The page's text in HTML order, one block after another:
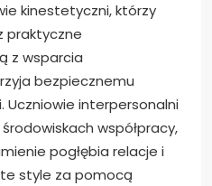
kinestetyczni, którzy
praktyczne
z wsparcia
bezpiecznemu
Uczniowie interpersonalni
współpracy,
pogłębia relacje i
te style za pomocą